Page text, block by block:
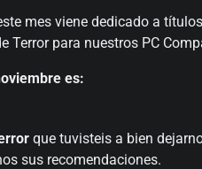
mes viene dedicado a
Terror para nuestros PC
es:
que tuvisteis a bien
sus recomendaciones.